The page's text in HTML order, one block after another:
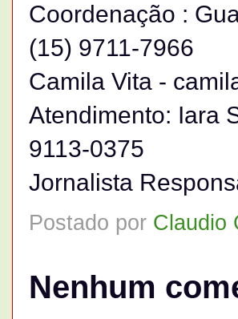
Coordenação :
(15) 9711-7966
Camila Vita -
Atendimento: Iara
9113-0375
Jornalista
Postado por Claudio
Nenhum